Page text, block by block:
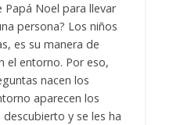
Papá Noel para llevar
persona? Los niños
es su manera de
el entorno. Por eso,
nacen los
aparecen los
y se les ha